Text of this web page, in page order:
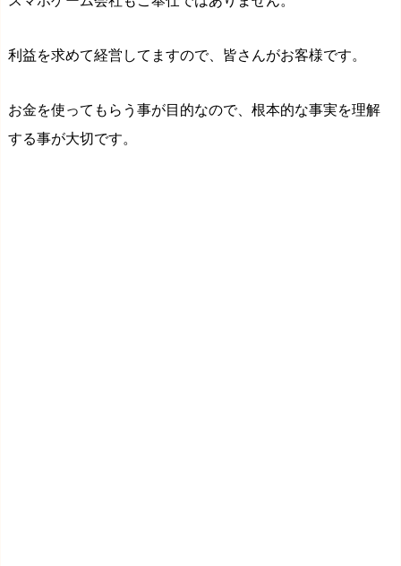
利益を求めて経営してますので、皆さんがお客様です。
お金を使ってもらう事が目的なので、根本的な事実を理解
する事が大切です。